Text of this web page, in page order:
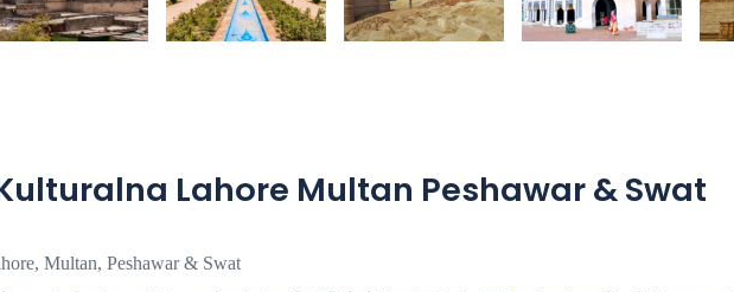
Lahore Multan Peshawar & Swat
Multan, Peshawar & Swat